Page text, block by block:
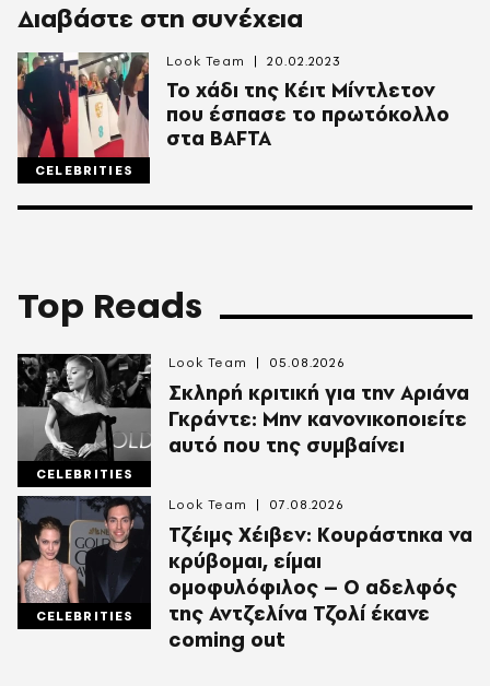
Διαβάστε στη συνέχεια
CELEBRITIES
Το χάδι της Κέιτ Μίντλετον
που έσπασε το πρωτόκολλο
στα BAFTA
Look Team 20.02.2023
Top Reads
CELEBRITIES
Σκληρή κριτική για την Αριάνα
Γκράντε: Μην κανονικοποιείτε
αυτό που της συμβαίνει
Look Team 05.08.2026
CELEBRITIES
Τζέιμς Χέιβεν: Κουράστηκα να
κρύβομαι, είμαι
ομοφυλόφιλος – Ο αδελφός
της Αντζελίνα Τζολί έκανε
coming out
Look Team 07.08.2026